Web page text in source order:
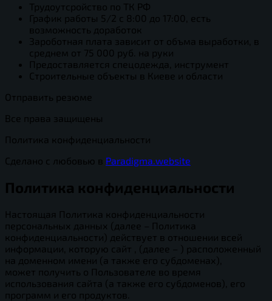
Трудоутсройство по ТК РФ
График работы 5/2 с 8:00 до 17:00, есть
возможность доработок
Зароботная плата зависит от объма выработки, в
среднем от 75 000 руб. на руки
Предоставляется спецодежда, инструмент
Строительные объекты в Киеве и области
Отправить резюме
Все права защищены
Политика конфиденциальности
Сделано с любовью в Paradigma.website
Политика конфиденциальности
Настоящая Политика конфиденциальности
персональных данных (далее – Политика
конфиденциальности) действует в отношении всей
информации, которую сайт , (далее – ) расположенный
на доменном имени (а также его субдоменах),
может получить о Пользователе во время
использования сайта (а также его субдоменов), его
программ и его продуктов.